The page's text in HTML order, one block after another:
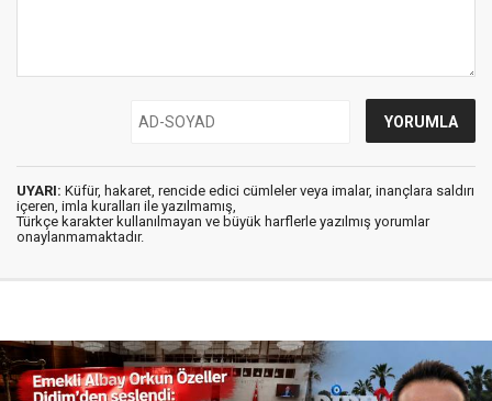
UYARI: Küfür, hakaret, rencide edici cümleler veya imalar, inançlara saldırı
içeren, imla kuralları ile yazılmamış,
Türkçe karakter kullanılmayan ve büyük harflerle yazılmış yorumlar
onaylanmamaktadır.